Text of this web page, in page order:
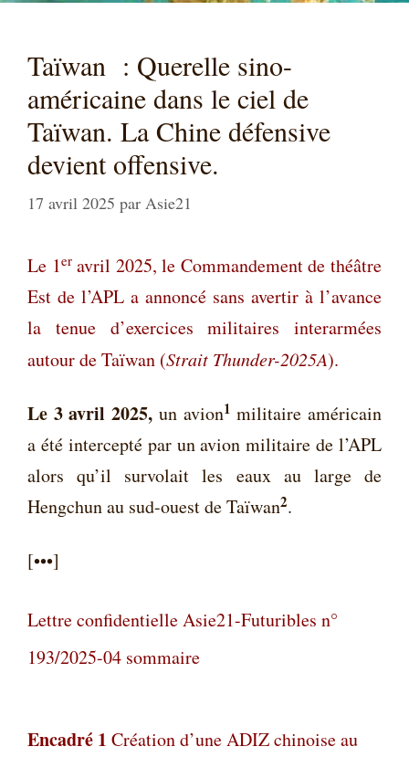
Taïwan : Querelle sino-
américaine dans le ciel de
Taïwan. La Chine défensive
devient offensive.
17 avril 2025 par Asie21
Le 1eravril 2025, le Commandement de théâtre
Est de l’APL a annoncé sans avertir à l’avance
la tenue d’exercices militaires interarmées
autour de Taïwan (Strait Thunder-2025A).
Le 3 avril 2025, un avion1 militaire américain
a été intercepté par un avion militaire de l’APL
alors qu’il survolait les eaux au large de
Hengchun au sud-ouest de Taïwan2.
[•••]
Lettre confidentielle Asie21-Futuribles n°
193/2025-04 sommaire
Encadré 1 Création d’une ADIZ chinoise au